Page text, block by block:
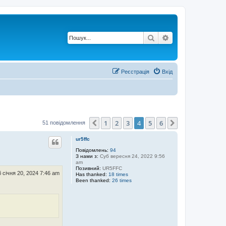
Пошук
Вхід
Реєстрація
51 повідомлення Поперед.
1 2 3 4 5 6
ur5ffc
Повідомлень: 94
З нами з: Суб вересня 24, 2022 9:56
am
Позивний: UR5FFC
Has thanked: 18 times
Been thanked: 26 times
січня 20, 2024 7:46 am